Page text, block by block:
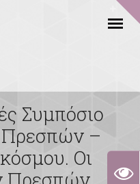
Συμπόσιο
Πρεσπών –
Οι